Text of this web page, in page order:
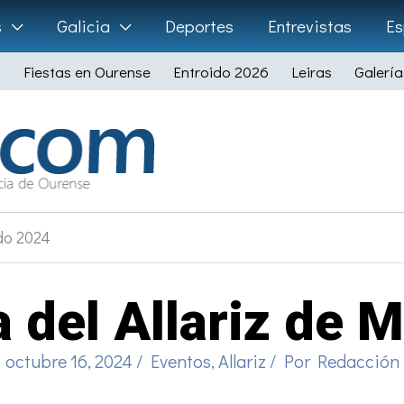
Galicia Deportes Entrevistas
Fiestas en Ourense Entroido 2026 Leiras
2024
del Allariz de
octubre 16, 2024 / Eventos,Allariz / Por Redacción